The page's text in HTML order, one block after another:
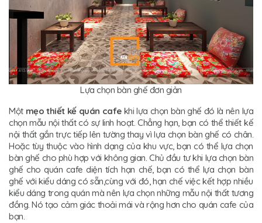
Lựa chọn bàn ghế đơn giản
Một mẹo thiết kế quán cafe khi lựa chọn bàn ghế đó là nên lựa
chọn mẫu nội thất có sự linh hoạt. Chẳng hạn, bạn có thể thiết kế
nội thất gắn trực tiếp lên tường thay vì lựa chọn bàn ghế có chân.
Hoặc tùy thuộc vào hình dạng của khu vực, bạn có thể lựa chọn
bàn ghế cho phù hợp với không gian. Chủ đầu tư khi lựa chọn bàn
ghế cho quán cafe diện tích hạn chế, bạn có thể lựa chọn bàn
ghế với kiểu dáng có sẵn,cùng với đó, hạn chế việc kết hợp nhiều
kiểu dáng trong quán mà nên lựa chọn những mẫu nội thất tương
đồng. Nó tạo cảm giác thoải mái và rộng hơn cho quán cafe của
bạn.